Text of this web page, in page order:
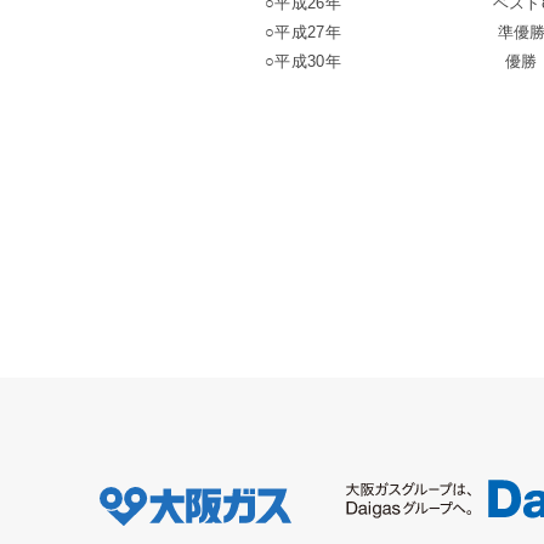
○平成27年
準優
○平成30年
優勝